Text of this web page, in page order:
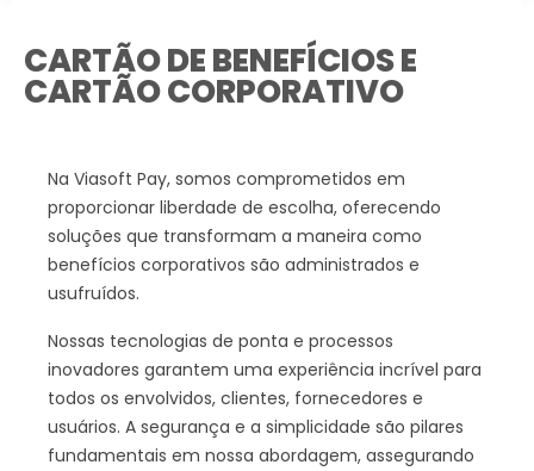
CARTÃO DE BENEFÍCIOS E
CARTÃO CORPORATIVO
Na Viasoft Pay, somos comprometidos em
proporcionar liberdade de escolha, oferecendo
soluções que transformam a maneira como
benefícios corporativos são administrados e
usufruídos.
Nossas tecnologias de ponta e processos
inovadores garantem uma experiência incrível para
todos os envolvidos, clientes, fornecedores e
usuários. A segurança e a simplicidade são pilares
fundamentais em nossa abordagem, assegurando